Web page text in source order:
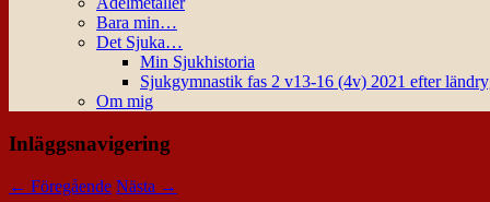
Bara min…
Det Sjuka…
Min Sjukhistoria
Sjukgymnastik fas 2 v13-16 (4v) 2021 efter
Om mig
Inläggsnavigering
← Föregående Nästa →